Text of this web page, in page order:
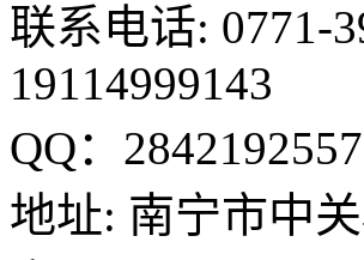
联系电话: 0771-
19114999143
QQ：2842192557
地址: 南宁市中